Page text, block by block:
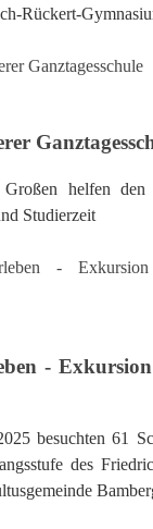
Rückert-
Großen helfen
Studierzeit
-
besuchten 61
des